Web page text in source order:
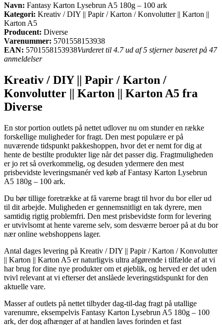
Navn: Fantasy Karton Lysebrun A5 180g – 100 ark
Kategori: Kreativ / DIY || Papir / Karton / Konvolutter || Karton ||
Karton A5
Producent: Diverse
Varenummer: 5701558153938
EAN: 5701558153938Vurderet til 4.7 ud af 5 stjerner baseret på 47
anmeldelser
Kreativ / DIY || Papir / Karton /
Konvolutter || Karton || Karton A5 fra
Diverse
En stor portion outlets på nettet udlover nu om stunder en række
forskellige muligheder for fragt. Den mest populære er på
nuværende tidspunkt pakkeshoppen, hvor det er nemt for dig at
hente de bestilte produkter lige når det passer dig. Fragtmuligheden
er jo ret så overkommelig, og desuden ydermere den mest
prisbevidste leveringsmanér ved køb af Fantasy Karton Lysebrun
A5 180g – 100 ark.
Du bør tillige foretrække at få varerne bragt til hvor du bor eller ud
til dit arbejde. Muligheden er gennemsnitligt en tak dyrere, men
samtidig rigtig problemfri. Den mest prisbevidste form for levering
er utvivlsomt at hente varerne selv, som desværre beroer på at du bor
nær online webshoppens lager.
Antal dages levering på Kreativ / DIY || Papir / Karton / Konvolutter
|| Karton || Karton A5 er naturligvis ultra afgørende i tilfælde af at vi
har brug for dine nye produkter om et øjeblik, og herved er det uden
tvivl relevant at vi efterser det anslåede leveringstidspunkt for den
aktuelle vare.
Masser af outlets på nettet tilbyder dag-til-dag fragt på utallige
varenumre, eksempelvis Fantasy Karton Lysebrun A5 180g – 100
ark, der dog afhænger af at handlen laves forinden et fast